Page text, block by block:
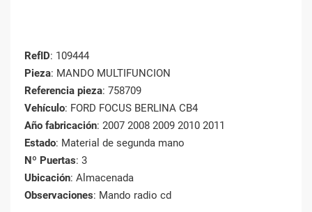
RefID: 109444
Pieza: MANDO MULTIFUNCION
Referencia pieza: 758709
Vehículo: FORD FOCUS BERLINA CB4
Año fabricación: 2007 2008 2009 2010 2011
Estado: Material de segunda mano
Nº Puertas: 3
Ubicación: Almacenada
Observaciones: Mando radio cd